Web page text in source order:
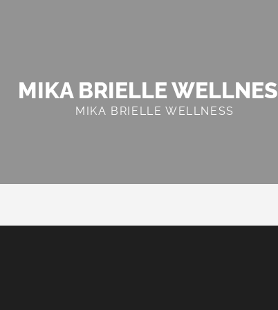
MIKA BRIELLE
MIKA BRIELLE WELLNESS